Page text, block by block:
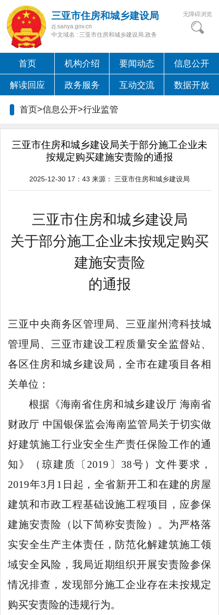
三亚市住房和城乡建设局
zj.sanya.gov.cn
中文域名 : 三亚市住房和城乡建设局.政务
无障碍浏览
首页 机构介绍 要闻动态 信息公开
解读回应 政务服务 互动交流 数据开放
首页>信息公开>行业监管
三亚市住房和城乡建设局关于部分施工企业未
按规定购买建施安责险的通报
2025-12-30 17：43 来源： 三亚市住房和城乡建设局
三亚市住房和城乡建设局
关于部分施工企业未按规定购买
建施安责险
的通报
三亚中央商务区管理局、三亚崖州湾科技城
管理局、三亚市建设工程质量安全监督站、
各区住房和城乡建设局，全市在建项目各相
关单位 ：
根据《海南省住房和城乡建设厅 海南省
财政厅 中国银保监会海南监管局关于切实做
好建筑施工行业安全生产责任保险工作的通
知》（琼建质〔 2019 〕 38号）文件要求，
2019年3 月 1 日起，全省新开工和在建的房屋
建筑和市政工程基础设施工程项目，应参保
建施安责险（以下简称安责险）。为严格落
实安全生产主体责任，防范化解建筑施工领
域安全风险，我局近期组织开展安责险参保
情况排查，发现部分施工企业存在未按规定
购买安责险的违规行为。